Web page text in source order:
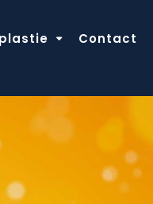
Contact